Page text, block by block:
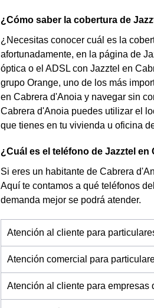
¿Cómo saber la cobertura de
¿Necesitas conocer cuál es la
afortunadamente, en la página de
óptica o el ADSL con Jazztel en
grupo Orange, uno de los más
en Cabrera d'Anoia y navegar sin
Cabrera d'Anoia puedes utilizar el
que tienes en tu vivienda u oficina
¿Cuál es el teléfono de Jazztel en
Si eres un habitante de Cabrera
Aquí te contamos a qué teléfonos
demanda mejor se podrá atender.
Atención al cliente para
Atención comercial para
Atención al cliente para empresas